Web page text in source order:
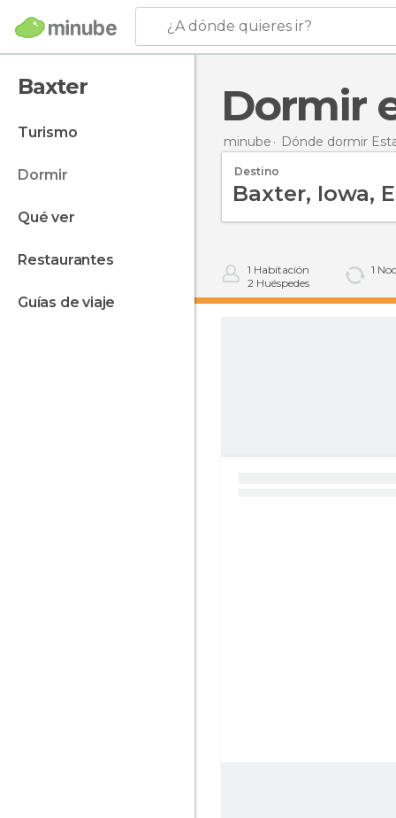
¿A dónde quieres ir?
Baxter
turismo
dormir
qué ver
restaurantes
guías de viaje
Dormir
minube Dónde dormir
Destino
1 Habitación
2 Huéspedes
1